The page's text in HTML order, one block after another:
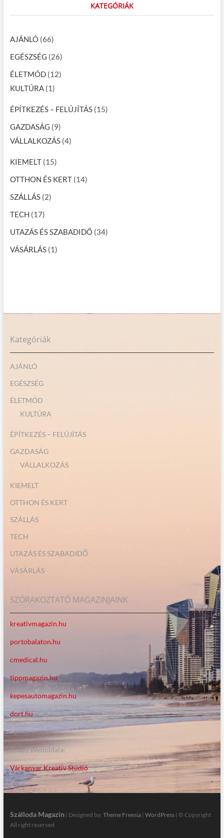
KATEGÓRIÁK
AJÁNLÓ(66)
EGÉSZSÉG (26)
ÉLETMÓD(12)
KULTÚRA(1)
ÉPÍTKEZÉS – FELÚJÍTÁS(15)
GAZDASÁG (9)
VÁLLALKOZÁS(4)
KIEMELT(15)
OTTHON ÉS KERT(14)
SZÁLLÁS(2)
TECH (17)
UTAZÁS ÉS SZABADIDŐ (34)
VÁSÁRLÁS(1)
Kategóriák
AJÁNLÓ
EGÉSZSÉG
ÉLETMÓD
KULTÚRA
ÉPÍTKEZÉS – FELÚJÍTÁS
GAZDASÁG
VÁLLALKOZÁS
KIEMELT
OTTHON ÉS KERT
SZÁLLÁS
TECH
UTAZÁS ÉS SZABADIDŐ
VÁSÁRLÁS
SZÓRAKOZTATÓ MAGAZINJAINK
kreativmagazin.hu
portobalaton.hu
cmedical.hu
tippmagazin.hu
kepesautomagazin.hu
dort.hu
Kiadó Weboldala:
Várkanyar Kreatív Stúdió
Szálloda Magazin | Designed by: Theme Freesia| WordPress| © Copyright
All right reserved